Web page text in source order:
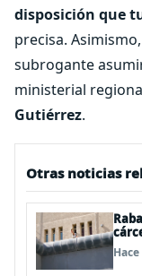
disposición que
precisa.
subrogante
ministerial
Gutiérrez.
Otras noticias